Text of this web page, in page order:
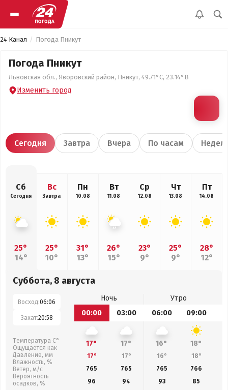
24 Канал Погода Пникут
Погода Пникут
Львовская обл., Яворовский район, Пникут, 49.71°С, 23.14°В
Изменить город
Сегодня Завтра Вчера По часам
Сб
Сегодня
25°
14°
Вс
Завтра
25°
10°
Пн
10.08
31°
13°
Вт
11.08
26°
15°
Ср
12.08
23°
9°
Чт
13.08
25°
9°
Пт
14.08
28°
12°
Суббота, 8 августа
Восход:06:06
Закат:20:58
Температура С°
Ощущается как
Давление, мм
Влажность, %
Ветер, м/с
Вероятность
осадков, %
Ночь
Утро
00:00
03:00 06:00 09:00
17° 17° 16° 18°
17° 17° 16° 18°
765
765 765 766
96
94 93 85